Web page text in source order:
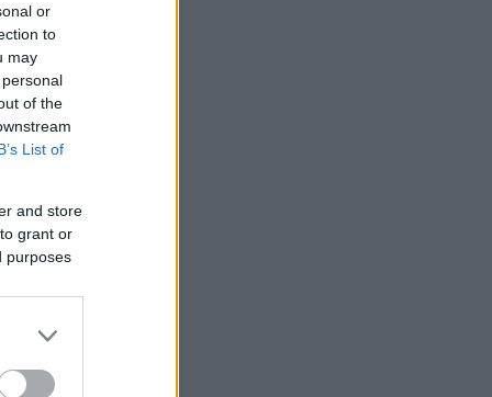
or
to
may
of the
List of
and store
grant or
purposes